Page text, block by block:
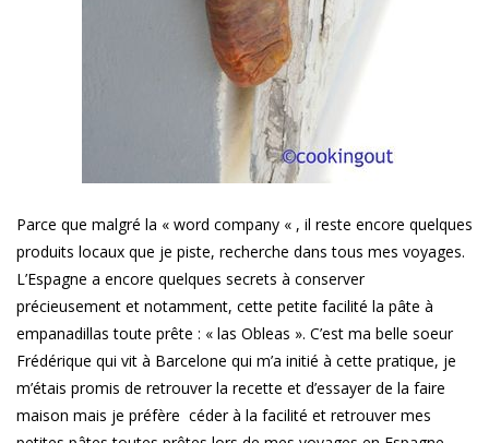
Parce que malgré la « word company « , il reste encore quelques
produits locaux que je piste, recherche dans tous mes voyages.
L’Espagne a encore quelques secrets à conserver
précieusement et notamment, cette petite facilité la pâte à
empanadillas toute prête : « las Obleas ». C’est ma belle soeur
Frédérique qui vit à Barcelone qui m’a initié à cette pratique, je
m’étais promis de retrouver la recette et d’essayer de la faire
maison mais je préfère céder à la facilité et retrouver mes